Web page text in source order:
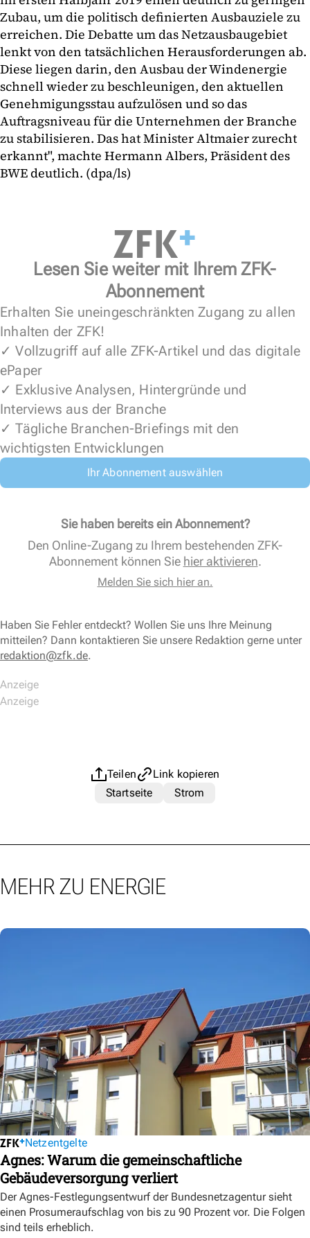
Zubau, um die politisch definierten Ausbauziele zu
erreichen. Die Debatte um das Netzausbaugebiet
lenkt von den tatsächlichen Herausforderungen ab.
Diese liegen darin, den Ausbau der Windenergie
schnell wieder zu beschleunigen, den aktuellen
Genehmigungsstau aufzulösen und so das
Auftragsniveau für die Unternehmen der Branche
zu stabilisieren. Das hat Minister Altmaier zurecht
erkannt", machte Hermann Albers, Präsident des
BWE deutlich. (dpa/ls)
Lesen Sie weiter mit Ihrem ZFK-
Abonnement
Erhalten Sie uneingeschränkten Zugang zu allen
Inhalten der ZFK!
✓ Vollzugriff auf alle ZFK-Artikel und das digitale
ePaper
✓ Exklusive Analysen, Hintergründe und
Interviews aus der Branche
✓ Tägliche Branchen-Briefings mit den
wichtigsten Entwicklungen
Ihr Abonnement auswählen
Sie haben bereits ein Abonnement?
Den Online-Zugang zu Ihrem bestehenden ZFK-
Abonnement können Sie hier aktivieren.
Melden Sie sich hier an.
Haben Sie Fehler entdeckt? Wollen Sie uns Ihre Meinung
mitteilen? Dann kontaktieren Sie unsere Redaktion gerne unter
redaktion@zfk.de.
Teilen
Link kopieren
Startseite
Strom
MEHR ZU ENERGIE
Netzentgelte
Agnes: Warum die gemeinschaftliche
Gebäudeversorgung verliert
Der Agnes-Festlegungsentwurf der Bundesnetzagentur sieht
einen Prosumeraufschlag von bis zu 90 Prozent vor. Die Folgen
sind teils erheblich.